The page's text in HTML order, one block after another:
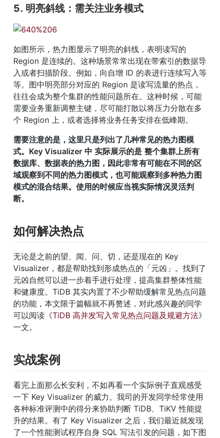
5. 明亮斜线：需关注业务模式
如图所示，热力图显示了明亮的斜线，表明读写的
Region 是连续的。这种场景常常出现在带索引的数据导
入或者扫描阶段。例如，向自增 ID 的表进行连续写入等
等。图中明亮部分对应的 Region 是读写流量的热点，
往往会成为整个集群的性能问题所在。这种时候，可能
需要业务重新调整主键，尽可能打散以将压力分散在多
个 Region 上，或者选择将业务任务安排在低峰期。
需要注意的是，这里只是列出了几种常见的热力图模
式。Key Visualizer 中 实际展示的是 整个集群上所有
数据库、数据表的热力图，因此非常有可能在不同的区
域观察到不同的热力图模式，也可能观察到多种热力图
模式的混合结果。使用的时候应当视实际情况灵活判
断。
如何解决热点
无论是之前的望、闻、问、切，还是现在的 Key
Visualizer，都是帮助找到形成热点的「元凶」。找到了
元凶自然可以进一步着手进行处理，提高集群整体性能
和健康度。TiDB 其实内置了不少帮助缓解常见热点问题
的功能，本文限于篇幅就不再赘述，对此感兴趣的同学
可以阅读《TiDB 高并发写入常见热点问题及规避方法》
一文。
实战案例
看完上面那么长安利，不如再看一个实际例子直观感受
一下 Key Visualizer 的威力。我司的开发同学经常使用
各种标准评测中的得分来协助判断 TiDB、TiKV 性能提
升的结果。有了 Key Visualizer 之后，我们最近就发现
了一个性能测试程序自身 SQL 写法引发的问题，如下图